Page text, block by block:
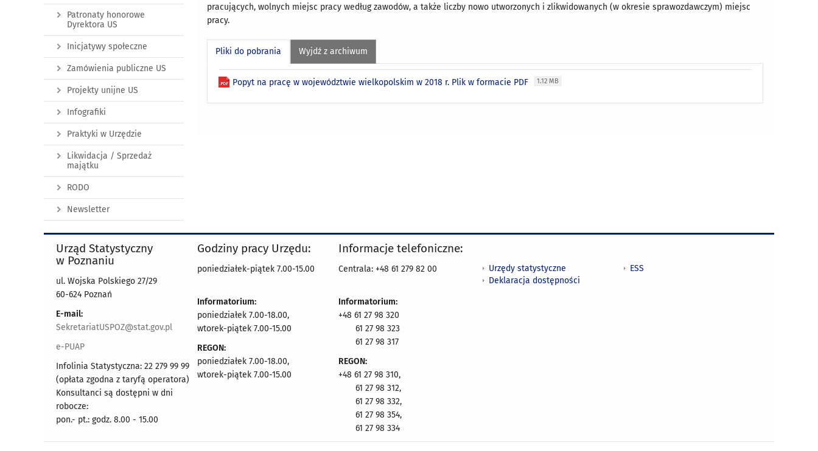
pracujących, wolnych miejsc pracy według zawodów, a także liczby nowo utworzonych i zlikwidowanych (w okresie sprawozdawczym) miejsc
pracy.
Pliki do pobrania Wyjdź z archiwum
Popyt na pracę w województwie wielkopolskim w 2018 r. Plik w formacie PDF 1.12 MB
Patronaty honorowe
Dyrektora US
Inicjatywy społeczne
Zamówienia publiczne US
Projekty unijne US
Infografiki
Praktyki w Urzędzie
Likwidacja / Sprzedaż
majątku
RODO
Newsletter
Urząd Statystyczny
w Poznaniu
ul. Wojska Polskiego 27/29
60-624 Poznań
E-mail:
SekretariatUSPOZ@stat.gov.pl
e-PUAP
Infolinia Statystyczna: 22 279 99 99
(opłata zgodna z taryfą operatora)
Konsultanci są dostępni w dni
robocze:
pon.- pt.: godz. 8.00 - 15.00
Godziny pracy Urzędu:
poniedziałek-piątek 7.00-15.00
Informatorium:
poniedziałek 7.00-18.00,
wtorek-piątek 7.00-15.00
REGON:
poniedziałek 7.00-18.00,
wtorek-piątek 7.00-15.00
Informacje telefoniczne:
Centrala: +48 61 279 82 00
Informatorium:
+48 61 27 98 320
61 27 98 323
61 27 98 317
REGON:
+48 61 27 98 310,
61 27 98 312,
61 27 98 332,
61 27 98 354,
61 27 98 334
Urzędy statystyczne
Deklaracja dostępności
ESS